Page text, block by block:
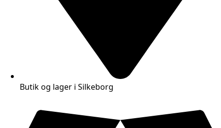
Butik og lager i Silkeborg